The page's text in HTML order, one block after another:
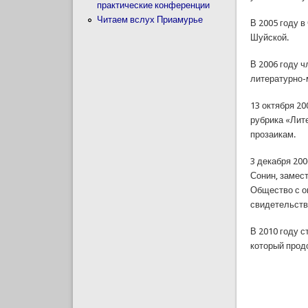
В 2005 году
Шуйской.
В 2006 году
13 октября
рубрика
прозаикам.
3 декабря
Сонин,
Общество с
В 2010 году
который
практические конференции
Читаем вслух Приамурье